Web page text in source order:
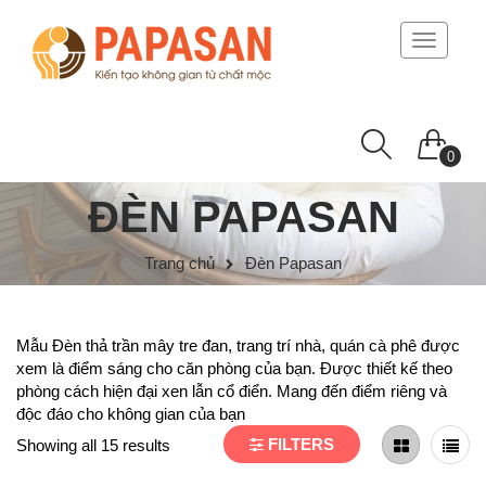
Toggle
0
ĐÈN PAPASAN
Trang chủ Đèn Papasan
Mẫu Đèn thả trần mây tre đan, trang trí nhà, quán cà phê được
xem là điểm sáng cho căn phòng của bạn. Được thiết kế theo
phòng cách hiện đại xen lẫn cổ điển. Mang đến điểm riêng và
độc đáo cho không gian của bạn
Showing all 15 results
FILTERS